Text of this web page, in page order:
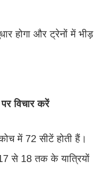
होगा और ट्रेनों में भीड़
विचार करें
में 72 सीटें होती हैं।
17 से 18 तक के यात्रियों